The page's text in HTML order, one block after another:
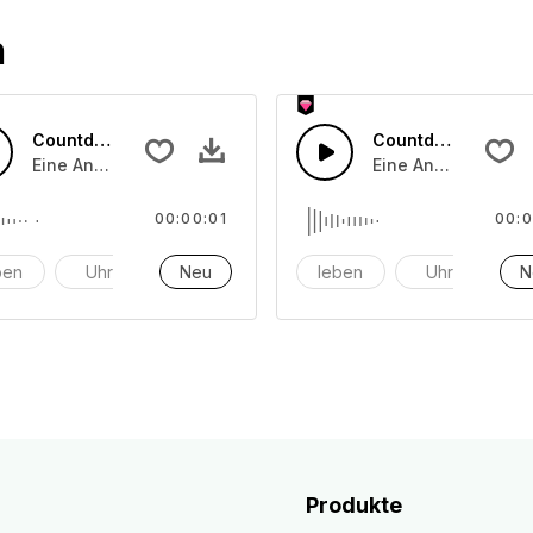
durch Uhren oder Umgebungseffekttöne
Countdown-Zähler 26
Eine Ansammlung von Countdown-Zählgeräuschen durch
Uhr Alarm
00:00:01
Neu
Countdown-Zähler
Eine Ansammlung
leben Uhr
Produkte